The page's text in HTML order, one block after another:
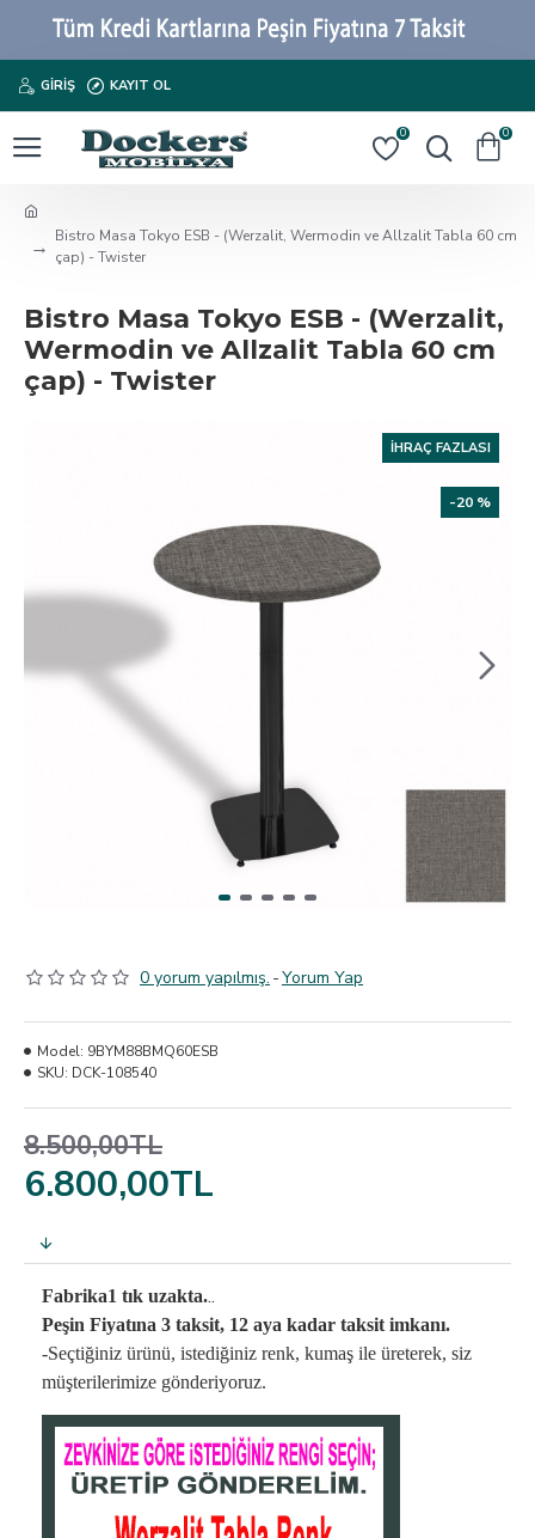
GIRIŞ KAYIT OL
0 0
Bistro Masa Tokyo ESB - (Werzalit, Wermodin ve Allzalit Tabla 60 cm
çap) - Twister
Bistro Masa Tokyo ESB - (Werzalit,
Wermodin ve Allzalit Tabla 60 cm
çap) - Twister
İHRAÇ FAZLASI
-20 %
0 yorum yapılmış. -Yorum Yap
6.800,00TL
8.500,00TL
Model: 9BYM88BMQ60ESB
SKU: DCK-108540
Fabrika1 tık uzakta...
Peşin Fiyatına 3 taksit, 12 aya kadar taksit imkanı.
-Seçtiğiniz ürünü, istediğiniz renk, kumaş ile üreterek, siz
müşterilerimize gönderiyoruz.